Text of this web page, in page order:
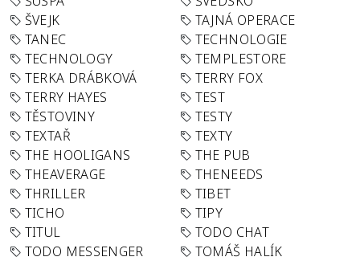
ŠVEJK
TAJNÁ OPERACE
TANEC
TECHNOLOGIE
TECHNOLOGY
TEMPLESTORE
TERKA DRÁBKOVÁ
TERRY FOX
TERRY HAYES
TEST
TĚSTOVINY
TESTY
TEXTAŘ
TEXTY
THE HOOLIGANS
THE PUB
THEAVERAGE
THENEEDS
THRILLER
TIBET
TICHO
TIPY
TITUL
TODO CHAT
TODO MESSENGER
TOMÁŠ HALÍK